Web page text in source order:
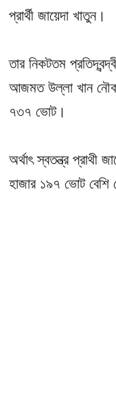
প্রার্থী জায়েদা খাতুন।
তার নিকটতম
আজমত উল্লা খান
৭৩৭ ভোট।
অর্থাৎ স্বতন্ত্র প্রাথী
হাজার ১৯৭ ভোট বেশি